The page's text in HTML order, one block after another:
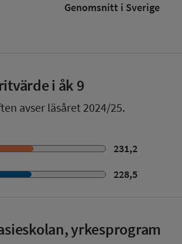
Genomsnitt i Sverige
i åk 9
avser läsåret 2024/25.
231,2
228,5
yrkesprogram